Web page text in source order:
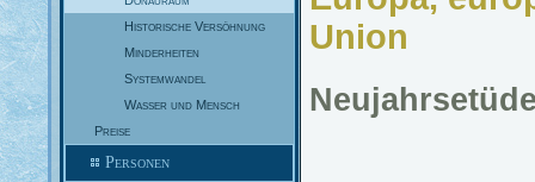
Historische Versöhnung
Minderheiten
Systemwandel
Wasser und Mensch
Preise
Personen
Union